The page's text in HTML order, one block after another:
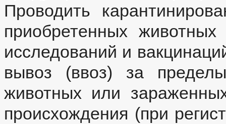
Проводить
приобретенных
исследований и
вывоз (ввоз) за
животных или
происхождения (при